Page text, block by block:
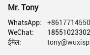
Mr. Tony
WhatsApp:
WeChat:
18551023302
ईमेल: